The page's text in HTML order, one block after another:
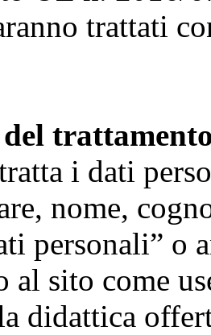
trattati
del
i dati
nome,
personali” o
al sito come
didattica